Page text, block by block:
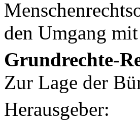
den Umgang
Grundrechte-
Zur Lage der
Herausgeber: